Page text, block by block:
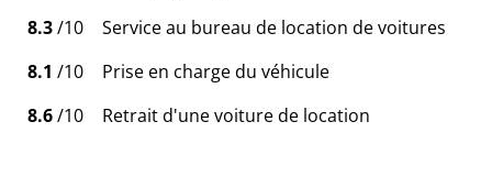
8.3/10
Service au bureau de location de voitures
8.1 /10
Prise en charge du véhicule
8.6/10 Retrait d'une voiture de location